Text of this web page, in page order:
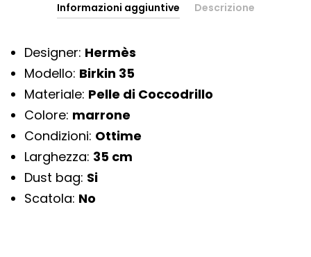
Informazioni aggiuntive Descrizione
Designer: Hermès
Modello: Birkin 35
Materiale: Pelle di Coccodrillo
Colore: marrone
Condizioni: Ottime
Larghezza: 35 cm
Dust bag: Si
Scatola: No